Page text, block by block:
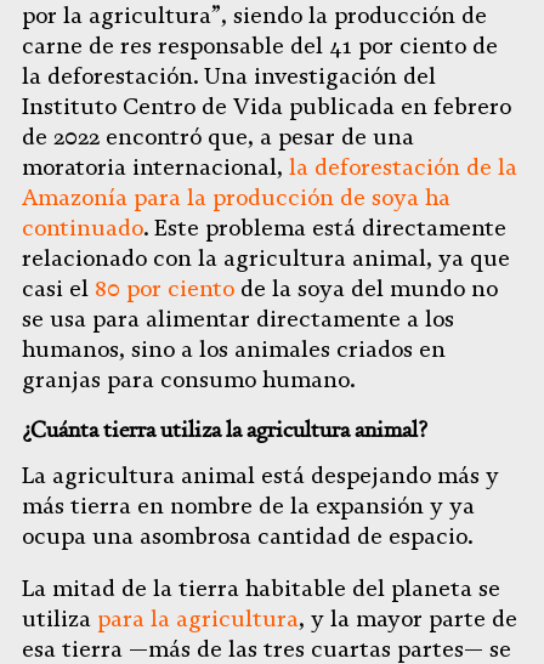
por la agricultura”, siendo la producción de
carne de res responsable del 41 por ciento de
la deforestación. Una investigación del
Instituto Centro de Vida publicada en febrero
de 2022 encontró que, a pesar de una
moratoria internacional, la deforestación de la
Amazonía para la producción de soya ha
continuado. Este problema está directamente
relacionado con la agricultura animal, ya que
casi el 80 por ciento de la soya del mundo no
se usa para alimentar directamente a los
humanos, sino a los animales criados en
granjas para consumo humano.
¿Cuánta tierra utiliza la agricultura animal?
La agricultura animal está despejando más y
más tierra en nombre de la expansión y ya
ocupa una asombrosa cantidad de espacio.
La mitad de la tierra habitable del planeta se
utiliza para la agricultura, y la mayor parte de
esa tierra —más de las tres cuartas partes— se